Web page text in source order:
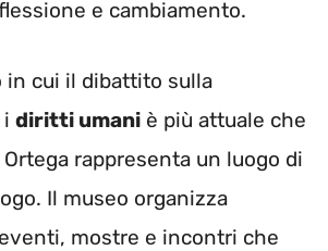
e cambiamento.
in cui il dibattito sulla
i diritti umani è più attuale che
Ortega rappresenta un luogo di
Il museo organizza
mostre e incontri che